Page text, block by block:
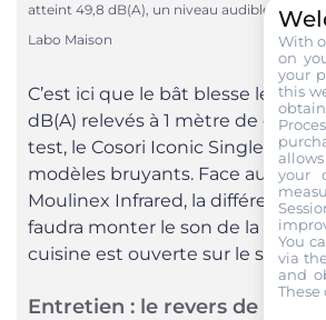
atteint 49,8 dB(A), un niveau audible dans
Labo Maison
C’est ici que le bât blesse
dB(A) relevés à 1 mètre de
test, le Cosori Iconic Single se
modèles bruyants. Face aux 43
Moulinex Infrared, la différence
faudra monter le son de la
cuisine est ouverte sur le salon.
Entretien : le revers de la
With
on
your
this
your
You
via
and